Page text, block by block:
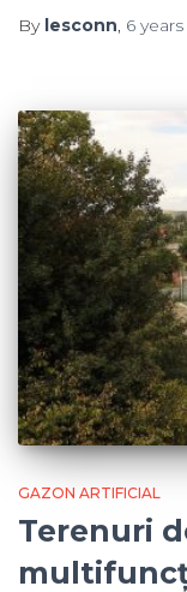
By lesconn, 6 years
GAZON ARTIFICIAL
Terenuri